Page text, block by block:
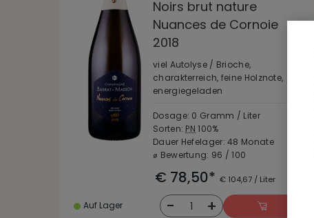
Noirs brut nature
Nuances de Cornoie
2018
viel Autolyse / Brioche,
charakterreich, feine Holznote,
energiegeladen
Dosage: 0 Gramm / Liter
Sorten: PN 100%
Dauer Hefelager: 48 Monate
⌀ Bewertung: 96 / 100
€ 78,50* € 104,67 / Liter
Auf Lager - 1 +